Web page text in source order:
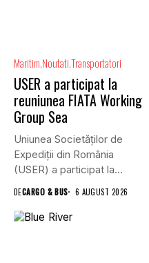
Maritim NoutatiTransportatori
USER a participat la
reuniunea FIATA Working
Group Sea
Uniunea Societăților de
Expediții din România
(USER) a participat la
DECARGO & BUS 6 AUGUST 2026